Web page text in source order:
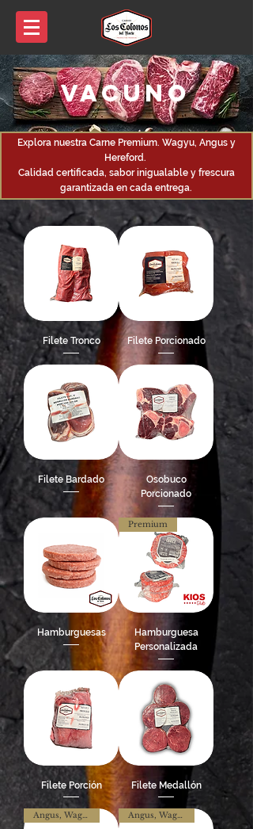
Vacuno
Explora nuestra Carne Premium. Wagyu, Angus y
Hereford.
Calidad certificada, sabor inigualable y frescura
garantizada en cada entrega.
Filete Tronco Filete Porcionado
Filete Bardado
Osobuco
Porcionado
Hamburguesas
Premium
Hamburguesa
Personalizada
Filete Porción Filete Medallón
Angus, Wagyu y Hereford Angus, Wagyu y Hereford